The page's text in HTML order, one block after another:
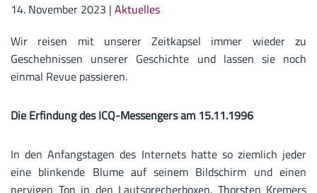
14. November 2023 | Aktuelles
Wir reisen mit unserer Zeitkapsel immer wieder zu
Geschehnissen unserer Geschichte und lassen sie noch
einmal Revue passieren.
Die Erfindung des ICQ-Messengers am 15.11.1996
In den Anfangstagen des Internets hatte so ziemlich jeder
eine blinkende Blume auf seinem Bildschirm und einen
nervigen Ton in den Lautsprecherboxen. Thorsten Kremers